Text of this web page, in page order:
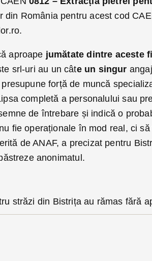
din România pentru acest cod
aproape jumătate dintre aceste
srl-uri au un câte un singur
forță de muncă
completă a personalului sau
de întrebare și indică o
fie operaționale în mod real, ci
de ANAF, a precizat pentru
anonimatul.